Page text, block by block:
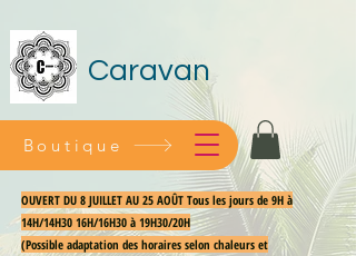
Caravan
OUVERT DU 8 JUILLET AU 25 AOÛT Tous les jours de 9H à
14H/14H30 16H/16H30 à 19H30/20H
(Possible adaptation des horaires selon chaleurs et
Boutique